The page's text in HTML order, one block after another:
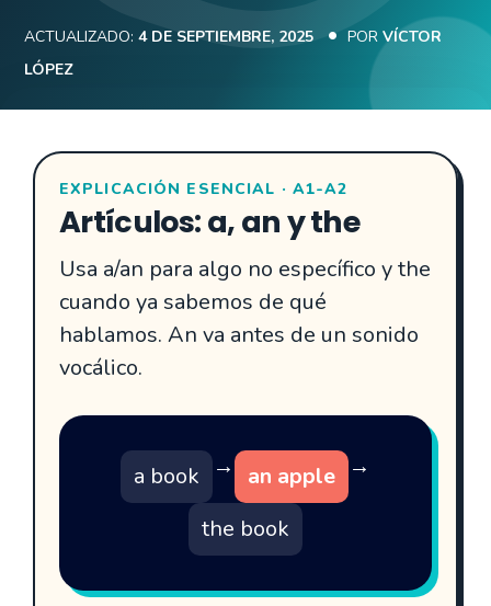
ACTUALIZADO: 4 DE SEPTIEMBRE, 2025 POR VÍCTOR
LÓPEZ
EXPLICACIÓN ESENCIAL · A1-A2
Artículos: a, an y the
Usa a/an para algo no específico y the
cuando ya sabemos de qué
hablamos. An va antes de un sonido
vocálico.
a book → an apple →
the book